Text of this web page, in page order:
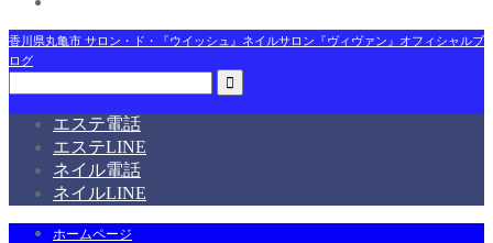
香川県丸亀市 サロン・ド・『ウイッシュ』ネイルサロン『ヴィヴァン』オフィシャルブ
ログ
エステ電話
エステLINE
ネイル電話
ネイルLINE
ホームページ